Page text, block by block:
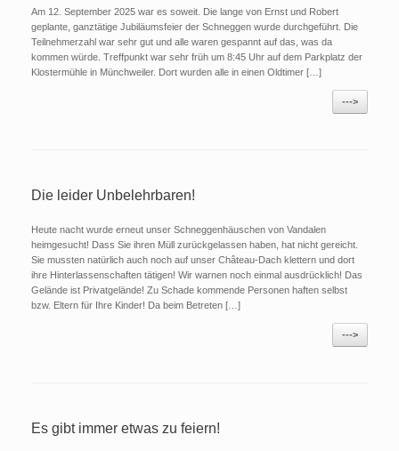
Am 12. September 2025 war es soweit. Die lange von Ernst und Robert
geplante, ganztätige Jubiläumsfeier der Schneggen wurde durchgeführt. Die
Teilnehmerzahl war sehr gut und alle waren gespannt auf das, was da
kommen würde. Treffpunkt war sehr früh um 8:45 Uhr auf dem Parkplatz der
Klostermühle in Münchweiler. Dort wurden alle in einen Oldtimer […]
--->
Die leider Unbelehrbaren!
Heute nacht wurde erneut unser Schneggenhäuschen von Vandalen
heimgesucht! Dass Sie ihren Müll zurückgelassen haben, hat nicht gereicht.
Sie mussten natürlich auch noch auf unser Château-Dach klettern und dort
ihre Hinterlassenschaften tätigen! Wir warnen noch einmal ausdrücklich! Das
Gelände ist Privatgelände! Zu Schade kommende Personen haften selbst
bzw. Eltern für Ihre Kinder! Da beim Betreten […]
--->
Es gibt immer etwas zu feiern!